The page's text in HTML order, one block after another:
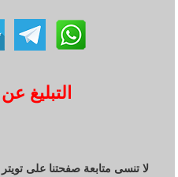
التبليغ
لا تنسى متابعة صفحتنا على تويتر